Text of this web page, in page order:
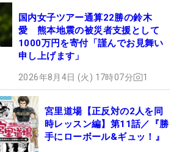
国内女子ツアー通算22勝の鈴木
愛 熊本地震の被災者支援として
1000万円を寄付「謹んでお見舞い
申し上げます」
2026年8月4日 (火) 17時07分 1
宮里道場【正反対の2人を同
時レッスン編】第11話／『勝
手にローボール&ギュッ！』